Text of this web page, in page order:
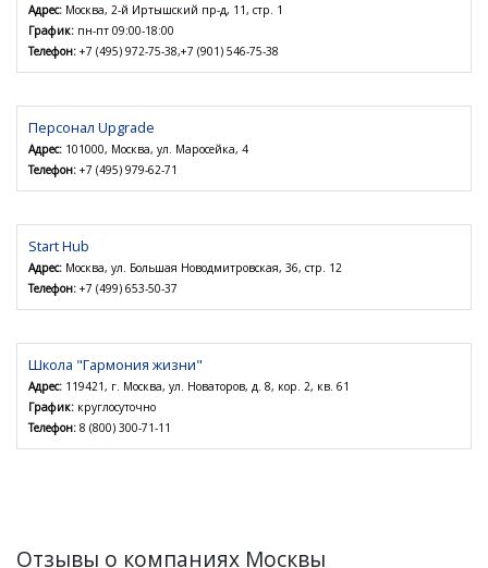
Адрес: Москва, 2-й Иртышский пр-д, 11, стр. 1
График: пн-пт 09:00-18:00
Телефон: +7 (495) 972-75-38,+7 (901) 546-75-38
Персонал Upgrade
Адрес: 101000, Москва, ул. Маросейка, 4
Телефон: +7 (495) 979-62-71
Start Hub
Адрес: Москва, ул. Большая Новодмитровская, 36, стр. 12
Телефон: +7 (499) 653-50-37
Школа "Гармония жизни"
Адрес: 119421, г. Москва, ул. Новаторов, д. 8, кор. 2, кв. 61
График: круглосуточно
Телефон: 8 (800) 300-71-11
Отзывы о компаниях Москвы